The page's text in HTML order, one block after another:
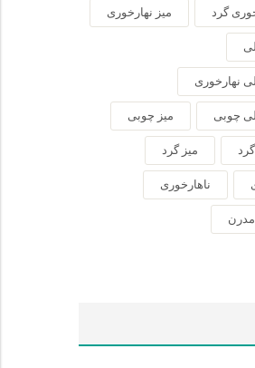
گرد میز نهارخوری
نهارخوری
چوبی میز چوبی
میز گرد
ناهارخوری
مدرن